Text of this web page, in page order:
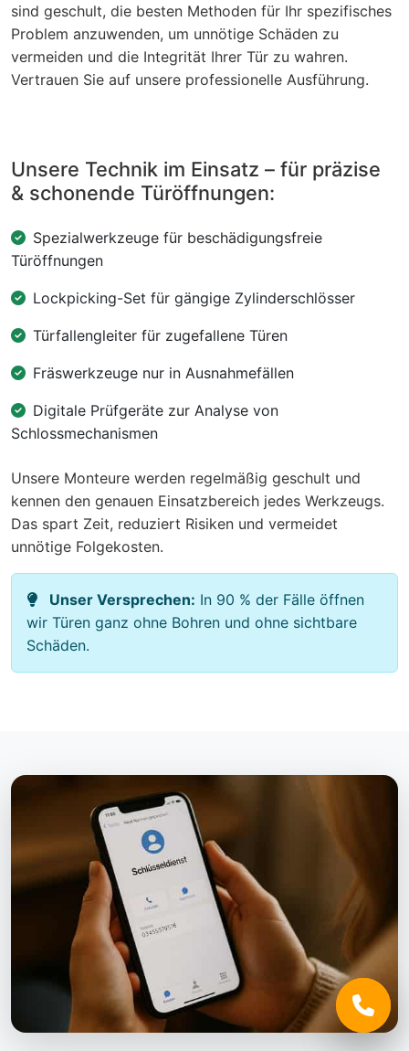
sind geschult, die besten Methoden für Ihr spezifisches
Problem anzuwenden, um unnötige Schäden zu
vermeiden und die Integrität Ihrer Tür zu wahren.
Vertrauen Sie auf unsere professionelle Ausführung.
Unsere Technik im Einsatz – für präzise
& schonende Türöffnungen:
Spezialwerkzeuge für beschädigungsfreie
Türöffnungen
Lockpicking-Set für gängige Zylinderschlösser
Türfallengleiter für zugefallene Türen
Fräswerkzeuge nur in Ausnahmefällen
Digitale Prüfgeräte zur Analyse von
Schlossmechanismen
Unsere Monteure werden regelmäßig geschult und
kennen den genauen Einsatzbereich jedes Werkzeugs.
Das spart Zeit, reduziert Risiken und vermeidet
unnötige Folgekosten.
Unser Versprechen: In 90 % der Fälle öffnen
wir Türen ganz ohne Bohren und ohne sichtbare
Schäden.